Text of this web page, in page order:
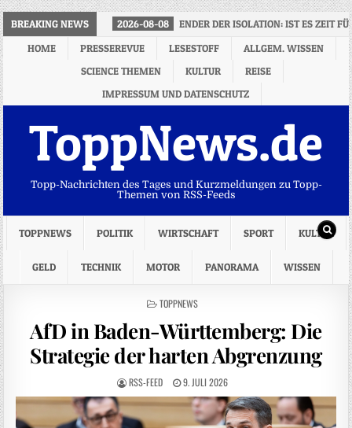
BREAKING NEWS 2026-08-08
ENDER DER ISOLATION: IST ES ZEIT
HOME
PRESSEREVUE LESESTOFF
ALLGEM. WISSEN
SCIENCE THEMEN
KULTUR
REISE
IMPRESSUM UND DATENSCHUTZ
ToppNews.de
Topp-Nachrichten des Tages und Kurzmeldungen zu Topp-
Themen von RSS-Feeds
TOPPNEWS POLITIK WIRTSCHAFT SPORT KULTUR
GELD TECHNIK MOTOR PANORAMA WISSEN
POSTED
TOPPNEWS
AfD in Baden-Württemberg: Die
Strategie der harten Abgrenzung
RSS-FEED 9. JULI 2026